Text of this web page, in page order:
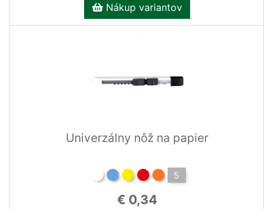
Nákup variantov
Univerzálny nôž na papier
5
€ 0,34